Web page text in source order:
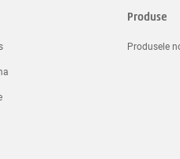
Produse
Produsele